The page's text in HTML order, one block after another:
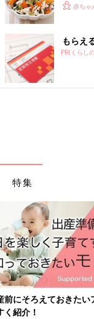
赤ちゃ
もらえ
PR(くらし
特集
フェムゾーンの不快
く不調”セルフケアの